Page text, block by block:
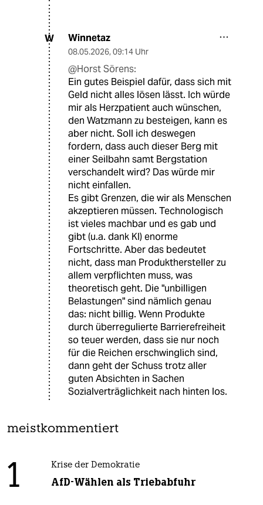
W Winnetaz
08.05.2026, 09:14 Uhr
@Horst Sörens:
Ein gutes Beispiel dafür, dass sich mit
Geld nicht alles lösen lässt. Ich würde
mir als Herzpatient auch wünschen,
den Watzmann zu besteigen, kann es
aber nicht. Soll ich deswegen
fordern, dass auch dieser Berg mit
einer Seilbahn samt Bergstation
verschandelt wird? Das würde mir
nicht einfallen.
Es gibt Grenzen, die wir als Menschen
akzeptieren müssen. Technologisch
ist vieles machbar und es gab und
gibt (u.a. dank KI) enorme
Fortschritte. Aber das bedeutet
nicht, dass man Produkthersteller zu
allem verpflichten muss, was
theoretisch geht. Die "unbilligen
Belastungen" sind nämlich genau
das: nicht billig. Wenn Produkte
durch überregulierte Barrierefreiheit
so teuer werden, dass sie nur noch
für die Reichen erschwinglich sind,
dann geht der Schuss trotz aller
guten Absichten in Sachen
Sozialverträglichkeit nach hinten los.
meistkommentiert
1 Krise der Demokratie
AfD-Wählen als Triebabfuhr